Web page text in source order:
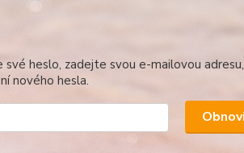
heslo, zadejte svou e-mailovou
nového hesla.